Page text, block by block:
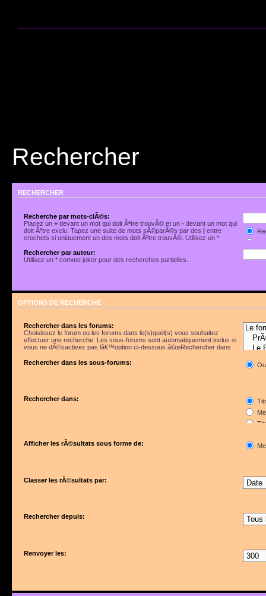
Rechercher
RECHERCHER
Recherche par mots-clÃ©s:
Placez un+ devant un mot qui doit Ãªtre trouvÃ© et un- devant un mot qui
doit Ãªtre exclu. Tapez une suite de mots sÃ©parÃ©s par des| entre
crochets si uniquement un des mots doit Ãªtre trouvÃ©. Utilisez un *
Rechercher par auteur:
Utilisez un * comme joker pour des recherches partielles.
OPTIONS DE RECHERCHE
Rechercher dans les forums:
Choisissez le forum ou les forums dans le(s)quel(s) vous souhaitez
effectuer une recherche. Les sous-forums sont automatiquement inclus si
vous ne dÃ©sactivez pas lâ€™option ci-dessous â€œRechercher dans
Rechercher dans les sous-forums:
Rechercher dans:
Afficher les rÃ©sultats sous forme de:
Classer les rÃ©sultats par:
Rechercher depuis:
Renvoyer les: